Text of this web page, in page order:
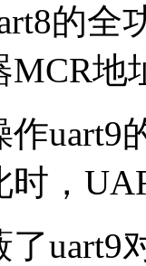
的全
地
作uart9
时，
了uart9